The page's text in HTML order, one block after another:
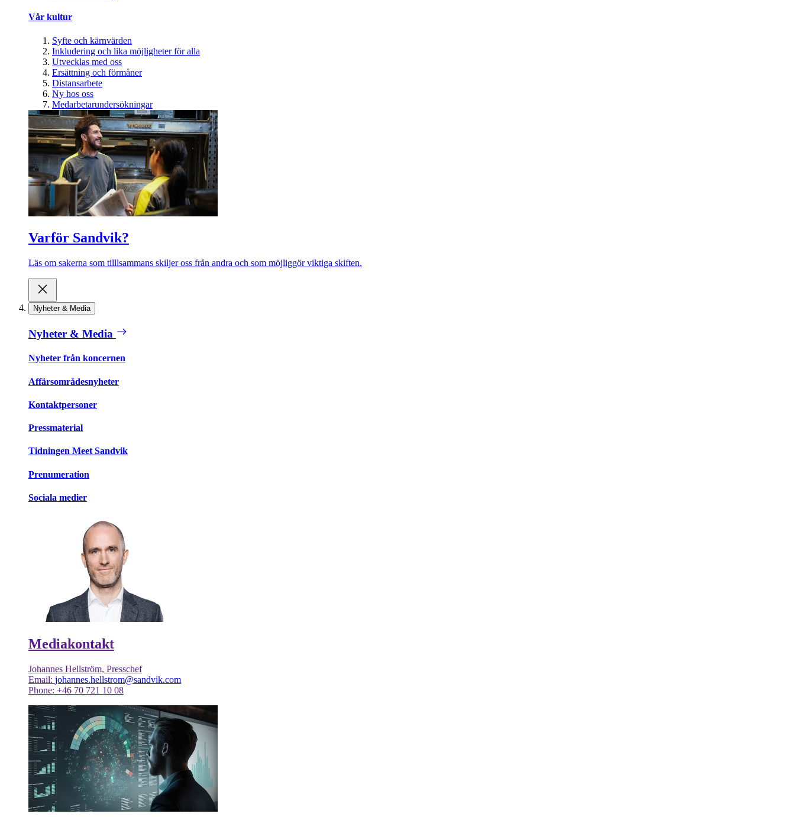
Vår kultur
Syfte och kärnvärden
Inkludering och lika möjligheter för alla
Utvecklas med oss
Ersättning och förmåner
Distansarbete
Ny hos oss
Medarbetarundersökningar
Varför Sandvik?
Läs om sakerna som tilllsammans skiljer oss från andra och som möjliggör viktiga skiften.
Nyheter & Media
Nyheter & Media
Nyheter från koncernen
Affärsområdesnyheter
Kontaktpersoner
Pressmaterial
Tidningen Meet Sandvik
Prenumeration
Sociala medier
Mediakontakt
Johannes Hellström, Presschef
Email: johannes.hellstrom@sandvik.com
Phone: +46 70 721 10 08